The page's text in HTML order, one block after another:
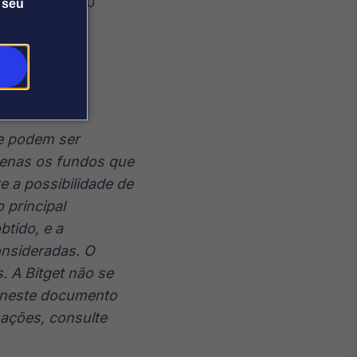
podem ser
os fundos que
a possibilidade de
principal
e a
O
A Bitget não se
documento
consulte